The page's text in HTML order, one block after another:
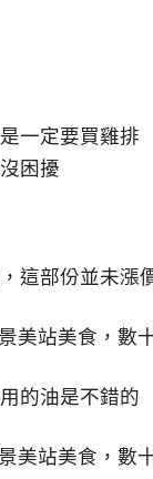
一定要買雞排
困擾
這部份並未漲
的油是不錯的